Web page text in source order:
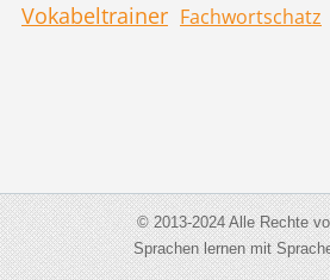
Vokabeltrainer Fachwortschatz
© 2013-2024 Alle Rechte
Sprachen lernen mit